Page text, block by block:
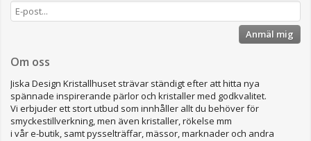
Anmäl mig
Om oss
Jiska Design Kristallhuset strävar ständigt efter att hitta nya
spännade inspirerande pärlor och kristaller med godkvalitet.
Vi erbjuder ett stort utbud som innhåller allt du behöver för
smyckestillverkning, men även kristaller, rökelse mm
i vår e-butik, samt pysselträffar, mässor, marknader och andra